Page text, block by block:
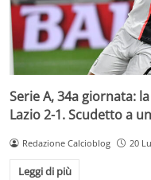
Serie A, 34a giornata:
Lazio 2-1. Scudetto a
Redazione Calcioblog 20
Leggi di più